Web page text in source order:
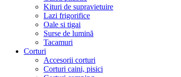
Kituri de supravietuire
Lazi frigorifice
Oale si tigai
Surse de lumină
Tacamuri
Corturi
Accesorii corturi
Corturi caini, pisici